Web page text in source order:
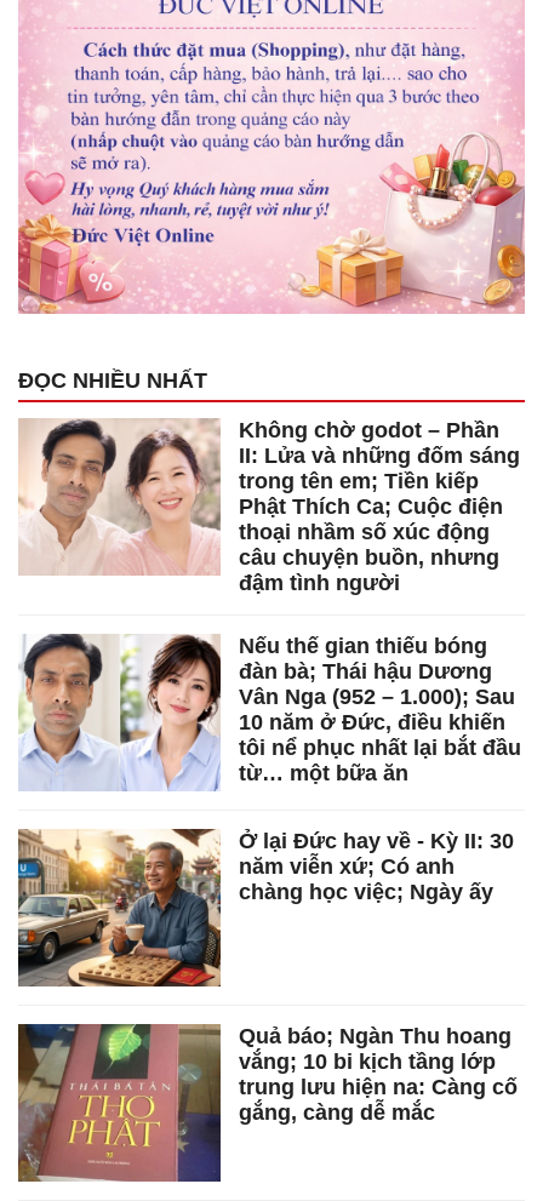
ĐỌC NHIỀU NHẤT
Không chờ godot – Phần
II: Lửa và những đốm sáng
trong tên em; Tiền kiếp
Phật Thích Ca; Cuộc điện
thoại nhầm số xúc động
câu chuyện buồn, nhưng
đậm tình người
Nếu thế gian thiếu bóng
đàn bà; Thái hậu Dương
Vân Nga (952 – 1.000); Sau
10 năm ở Đức, điều khiến
tôi nể phục nhất lại bắt đầu
từ… một bữa ăn
Ở lại Đức hay về - Kỳ II: 30
năm viễn xứ; Có anh
chàng học việc; Ngày ấy
Quả báo; Ngàn Thu hoang
vắng; 10 bi kịch tầng lớp
trung lưu hiện na: Càng cố
gắng, càng dễ mắc